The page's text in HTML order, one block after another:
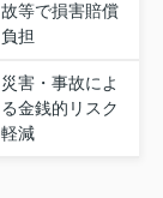
故等で損害賠償
負担
災害・事故によ
る金銭的リスク
軽減